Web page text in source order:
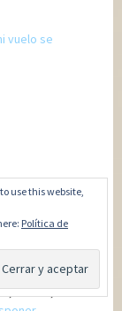
vuelo se
,agencia,ahora
atención
19,decreto,
,Europa,
,manos,
use this website,
Política de